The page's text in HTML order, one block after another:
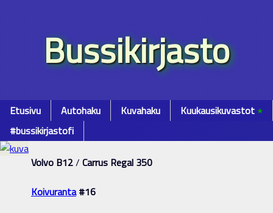
Bussikirjasto
Etusivu Autohaku Kuvahaku Kuukausikuvastot٭
#bussikirjastofi
Volvo B12/ Carrus Regal 350
Koivuranta#16